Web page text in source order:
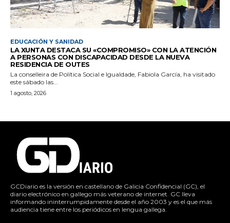
EDUCACIÓN Y SANIDAD
LA XUNTA DESTACA SU «COMPROMISO» CON LA ATENCIÓN
A PERSONAS CON DISCAPACIDAD DESDE LA NUEVA
RESIDENCIA DE OUTES
La conselleira de Política Social e Igualdade, Fabiola García, ha visitado
este sábado las...
1 agosto, 2026
GCDiario es la versión en castellano de Galicia Confidencial (GC), el
diario electrónico en gallego más veterano de internet. GC lleva
informando ininterrumpidamente desde el año 2003 y es el que más
audiencia tiene entre los periódicos en lengua gallega.